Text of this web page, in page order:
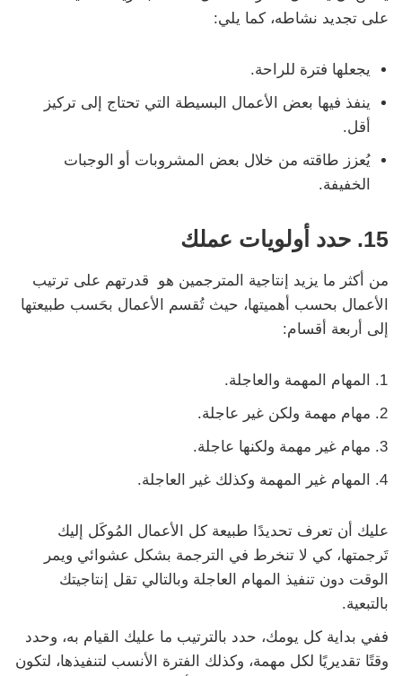
على تجديد نشاطه، كما يلي:
يجعلها فترة للراحة.
ينفذ فيها بعض الأعمال البسيطة التي تحتاج إلى تركيز
أقل.
يُعزز طاقته من خلال بعض المشروبات أو الوجبات
الخفيفة.
15. حدد أولويات عملك
من أكثر ما يزيد إنتاجية المترجمين هو قدرتهم على ترتيب
الأعمال بحسب أهميتها، حيث تُقسم الأعمال بحَسب طبيعتها
إلى أربعة أقسام:
المهام المهمة والعاجلة.
مهام مهمة ولكن غير عاجلة.
مهام غير مهمة ولكنها عاجلة.
المهام غير المهمة وكذلك غير العاجلة.
عليك أن تعرف تحديدًا طبيعة كل الأعمال المُوكَل إليك
تَرجمتها، كي لا تنخرط في الترجمة بشكل عشوائي ويمر
الوقت دون تنفيذ المهام العاجلة وبالتالي تقل إنتاجيتك
بالتبعية.
ففي بداية كل يومك، حدد بالترتيب ما عليك القيام به، وحدد
وقتًا تقديريًا لكل مهمة، وكذلك الفترة الأنسب لتنفيذها، لتكون